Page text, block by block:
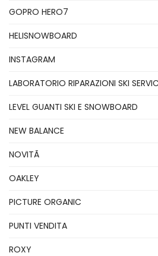
GOPRO HERO7
HELISNOWBOARD
INSTAGRAM
LABORATORIO RIPARAZIONI SKI
LEVEL GUANTI SKI E SNOWBOARD
NEW BALANCE
NOVITÃ
OAKLEY
PICTURE ORGANIC
PUNTI VENDITA
ROXY